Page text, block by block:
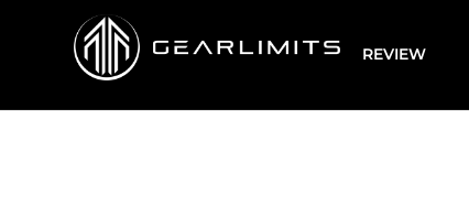
REVIEW